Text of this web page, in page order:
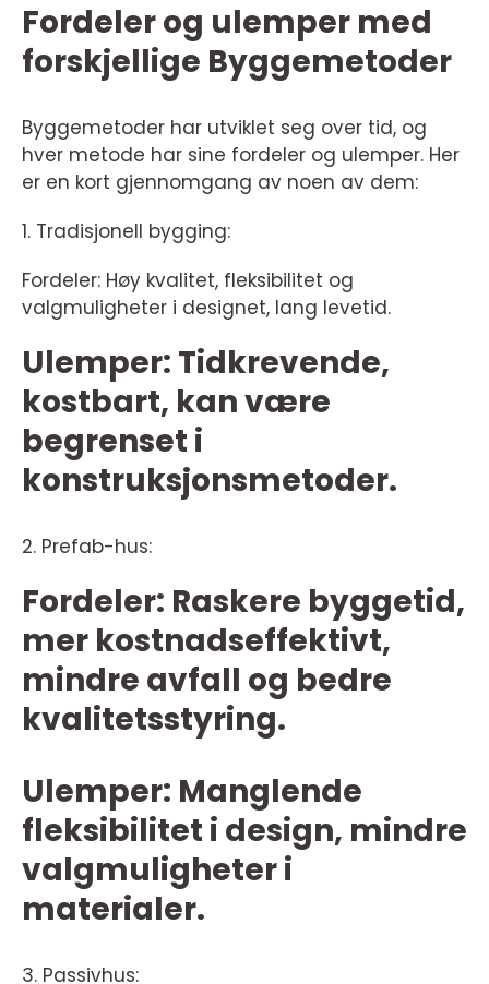
Fordeler og ulemper med
forskjellige Byggemetoder
Byggemetoder har utviklet seg over tid, og
hver metode har sine fordeler og ulemper. Her
er en kort gjennomgang av noen av dem:
1. Tradisjonell bygging:
Fordeler: Høy kvalitet, fleksibilitet og
valgmuligheter i designet, lang levetid.
Ulemper: Tidkrevende,
kostbart, kan være
begrenset i
konstruksjonsmetoder.
2. Prefab-hus:
Fordeler: Raskere byggetid,
mer kostnadseffektivt,
mindre avfall og bedre
kvalitetsstyring.
Ulemper: Manglende
fleksibilitet i design, mindre
valgmuligheter i
materialer.
3. Passivhus: